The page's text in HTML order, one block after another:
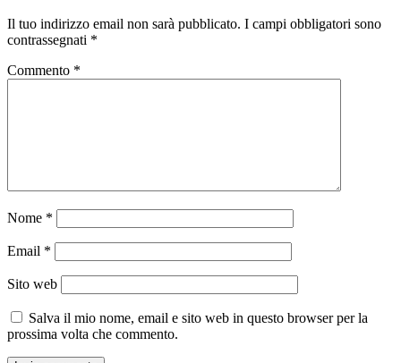
Il tuo indirizzo email non sarà pubblicato. I campi obbligatori sono
contrassegnati *
Commento *
Nome *
Email *
Sito web
Salva il mio nome, email e sito web in questo browser per la
prossima volta che commento.